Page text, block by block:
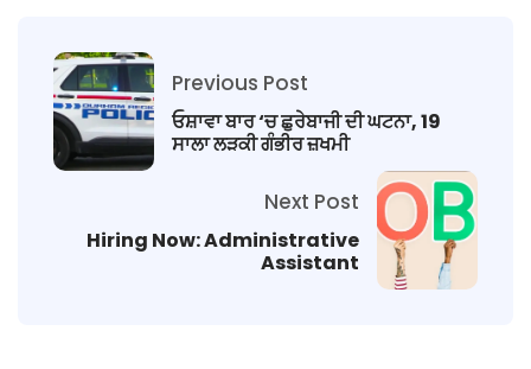
Previous Post
ਓਸ਼ਾਵਾ ਬਾਰ ‘ਚ ਛੁਰੇਬਾਜੀ ਦੀ ਘਟਨਾ, 19
ਸਾਲਾ ਲੜਕੀ ਗੰਭੀਰ ਜ਼ਖਮੀ
Next Post
Hiring Now: Administrative
Assistant